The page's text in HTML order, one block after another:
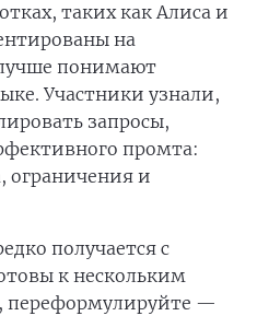
таких как Алиса и
на
понимают
Участники узнали,
запросы,
промта:
ограничения и
получается с
к нескольким
переформулируйте —